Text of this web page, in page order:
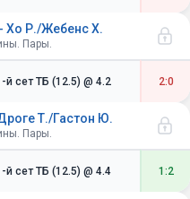
Хо Р./Жебенс Х.
Пары.
й сет ТБ (12.5) @ 4.2 2:0
Т./Гастон Ю.
Пары.
й сет ТБ (12.5) @ 4.4 1:2